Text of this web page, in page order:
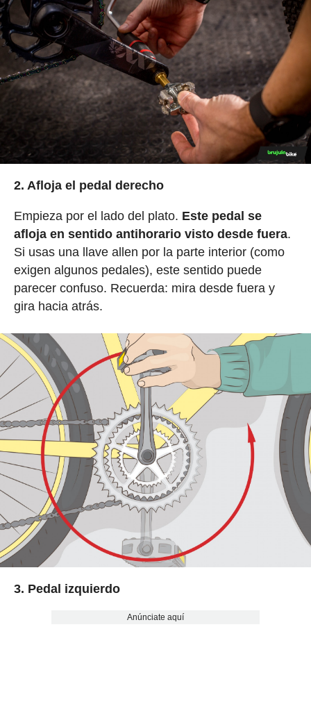
2. Afloja el pedal derecho
Empieza por el lado del plato. Este pedal se
afloja en sentido antihorario visto desde fuera.
Si usas una llave allen por la parte interior (como
exigen algunos pedales), este sentido puede
parecer confuso. Recuerda: mira desde fuera y
gira hacia atrás.
3. Pedal izquierdo
Anúnciate aquí